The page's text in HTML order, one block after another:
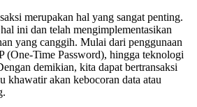
merupakan hal yang sangat penting.
ini dan telah mengimplementasikan
yang canggih. Mulai dari penggunaan
(One-Time Password), hingga teknologi
demikian, kita dapat bertransaksi
khawatir akan kebocoran data atau